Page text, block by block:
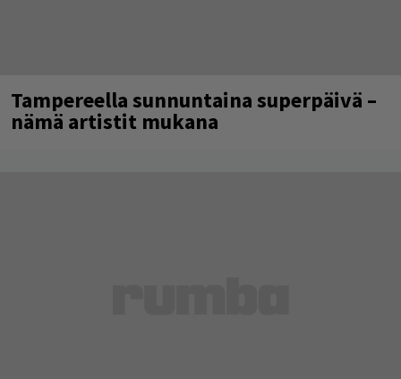
Tampereella sunnuntaina superpäivä –
nämä artistit mukana